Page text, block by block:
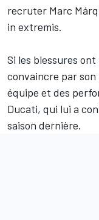
recruter Marc
in extremis.
Si les blessures
convaincre par son
équipe et des
Ducati, qui lui a
saison dernière.